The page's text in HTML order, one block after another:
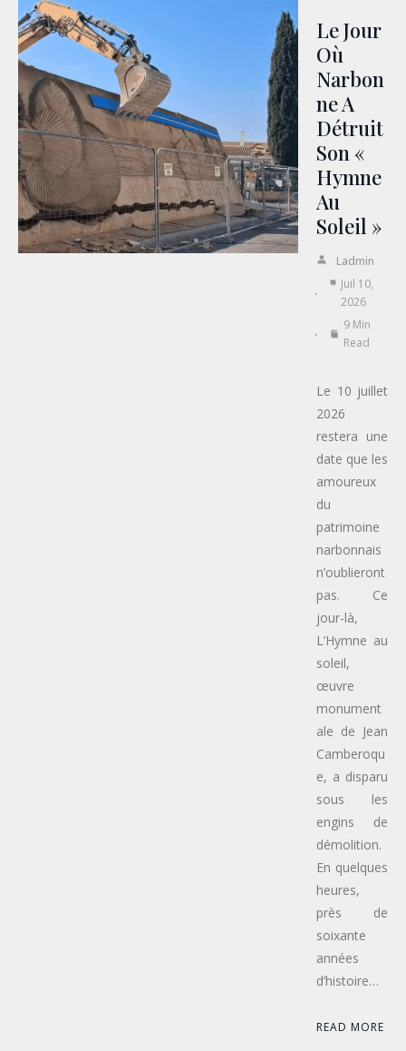
Le Jour
Où
Narbon
Ne A
Détruit
Son «
Hymne
Au
Soleil »
Ladmin
Juil 10,
2026
9 Min
Read
Le 10 juillet
2026
restera une
date que les
amoureux
du
patrimoine
narbonnais
n’oublieront
pas. Ce
jour-là,
L’Hymne au
soleil,
œuvre
monument
ale de Jean
Camberoqu
e, a disparu
sous les
engins de
démolition.
En quelques
heures,
près de
soixante
années
d’histoire…
READ MORE